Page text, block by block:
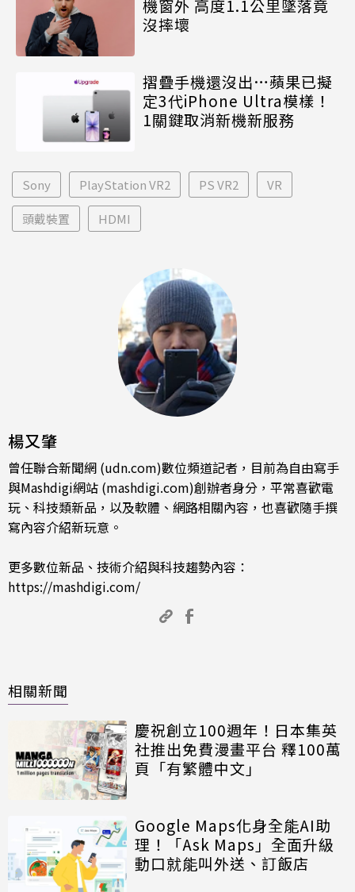
機窗外 高度1.1公里墜落竟
沒摔壞
摺疊手機還沒出…蘋果已擬
定3代iPhone Ultra模樣！
1關鍵取消新機新服務
Sony PlayStation VR2 PS VR2 VR
頭戴裝置 HDMI
楊又肇
曾任聯合新聞網 (udn.com)數位頻道記者，目前為自由寫手
與Mashdigi網站 (mashdigi.com)創辦者身分，平常喜歡電
玩、科技類新品，以及軟體、網路相關內容，也喜歡隨手撰
寫內容介紹新玩意。
更多數位新品、技術介紹與科技趨勢內容：
https://mashdigi.com/
相關新聞
慶祝創立100週年！日本集英
社推出免費漫畫平台 釋100萬
頁「有繁體中文」
Google Maps化身全能AI助
理！「Ask Maps」全面升級
動口就能叫外送、訂飯店